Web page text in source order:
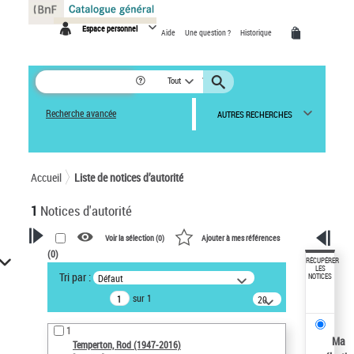
Espace personnel Aide Une question ? Historique
Tout
Recherche avancée AUTRES RECHERCHES
Accueil Liste de notices d’autorité
1 Notices d'autorité
VOTRE RECHERCHE
Recherche avancée dans les
notices d’autorité
Œuvres liées à l'auteur :
Temperton, Rod (1947-2016)
Voir la sélection (0) Ajouter à mes références
(0)
Tri par : Défaut
sur 1
20
résultats/page
1
Temperton, Rod (1947-2016)
RÉCUPÉRER
LES
NOTICES
Ma
Panneau de gestion des cookies